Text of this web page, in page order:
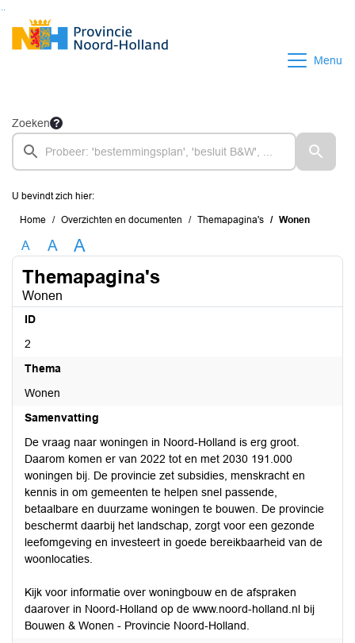
Ga naar de inhoud van deze pagina
Ga naar het zoeken
Ga naar het menu
Menu
Zoeken
U bevindt zich hier:
Home Overzichten en documenten Themapagina's Wonen
A A A
Themapagina's
Wonen
ID
2
Thema
Wonen
Samenvatting
De vraag naar woningen in Noord-Holland is erg groot.
Daarom komen er van 2022 tot en met 2030 191.000
woningen bij. De provincie zet subsidies, menskracht en
kennis in om gemeenten te helpen snel passende,
betaalbare en duurzame woningen te bouwen. De provincie
beschermt daarbij het landschap, zorgt voor een gezonde
leefomgeving en investeert in goede bereikbaarheid van de
woonlocaties.
Kijk voor informatie over woningbouw en de afspraken
daarover in Noord-Holland op de www.noord-holland.nl bij
Bouwen & Wonen - Provincie Noord-Holland.